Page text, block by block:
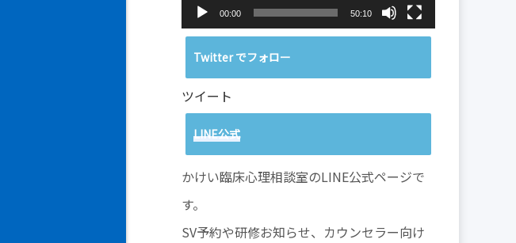
00:00 50:10
Twitter でフォロー
ツイート
LINE公式
かけい臨床心理相談室のLINE公式ページで
す。
SV予約や研修お知らせ、カウンセラー向け